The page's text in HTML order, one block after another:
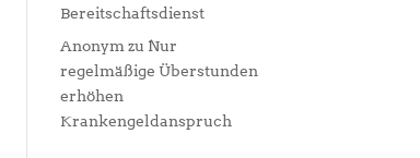
Bereitschaftsdienst
Anonym zu Nur
regelmäßige Überstunden
erhöhen
Krankengeldanspruch